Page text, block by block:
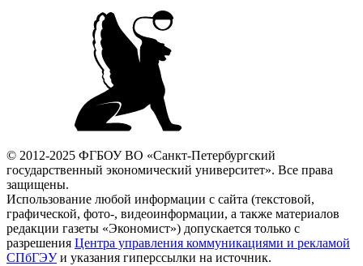
© 2012-2025 ФГБОУ ВО «Санкт-Петербургский
государственный экономический университет». Все права
защищены.
Использование любой информации с сайта (текстовой,
графической, фото-, видеоинформации, а также материалов
редакции газеты «Экономист») допускается только с
разрешения Центра управления коммуникациями и рекламой
СПбГЭУи указания гиперссылки на источник.